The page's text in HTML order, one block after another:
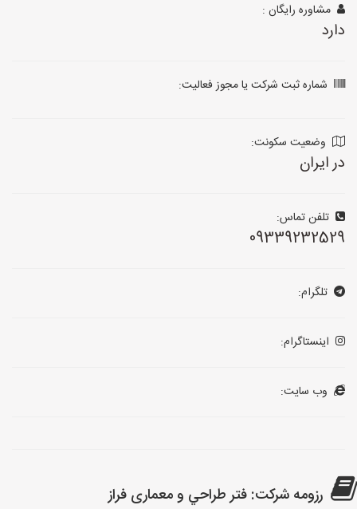
مشاوره رایگان :
دارد
شماره ثبت شرکت یا مجوز فعالیت:
وضعیت سکونت:
در ایران
تلفن تماس:
09339232529
تلگرام:
اینستاگرام:
وب سایت:
رزومه شرکت: فتر طراحي و معماری فراز